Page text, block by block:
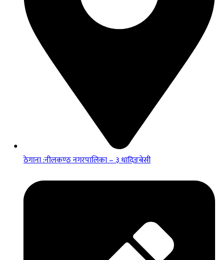
ठेगाना :नीलकण्ठ नगरपालिका – ३ धादिङबेसी